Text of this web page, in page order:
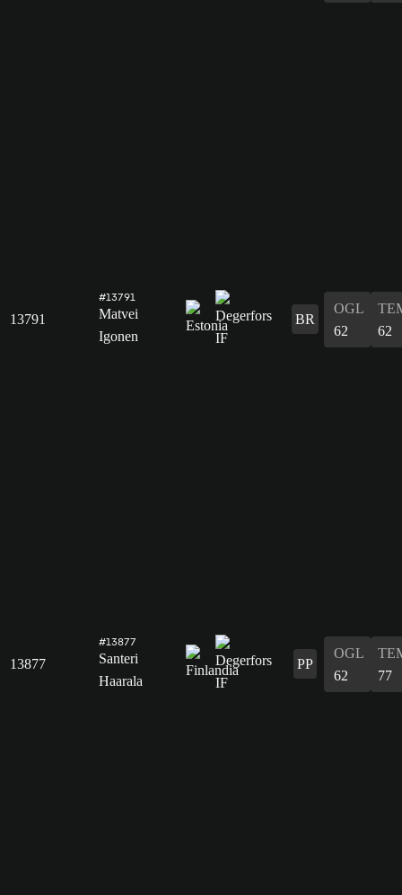
13791
#13791
Matvei
Igonen
BR
OGL
62
62
13877
#13877
Santeri
Haarala
PP
OGL
62
77